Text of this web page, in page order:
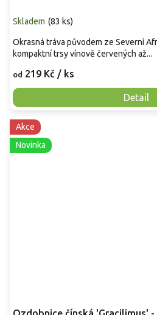
Skladem (83 ks)
od 219 Kč / ks
Detail
Okrasná tráva původem ze Severní
kompaktní trsy vínově červených až...
Akce
Novinka